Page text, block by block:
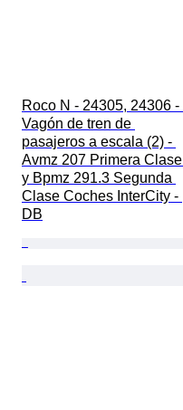
Roco N - 24305, 24306 -
Vagón de tren de
pasajeros a escala (2) -
Avmz 207 Primera Clase
y Bpmz 291.3 Segunda
Clase Coches InterCity -
DB